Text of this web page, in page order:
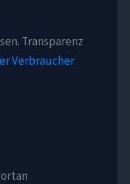
Transparenz
Verbraucher